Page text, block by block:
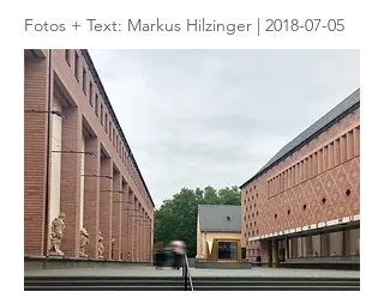
Fotos + Text: Markus Hilzinger | 2018-07-05